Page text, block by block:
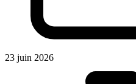
23 juin 2026